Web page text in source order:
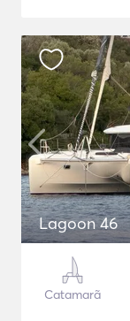
Lagoon 46
Catamarã